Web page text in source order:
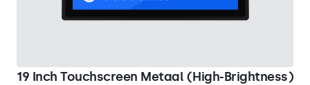
19 Inch Touchscreen Metaal (High-Brightness)